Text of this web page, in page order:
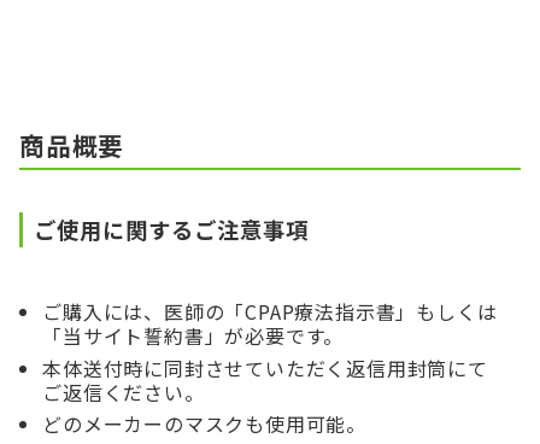
商品概要
ご使用に関するご注意事項
ご購入には、医師の「CPAP療法指示書」もしくは
「当サイト誓約書」が必要です。
本体送付時に同封させていただく返信用封筒にて
ご返信ください。
どのメーカーのマスクも使用可能。